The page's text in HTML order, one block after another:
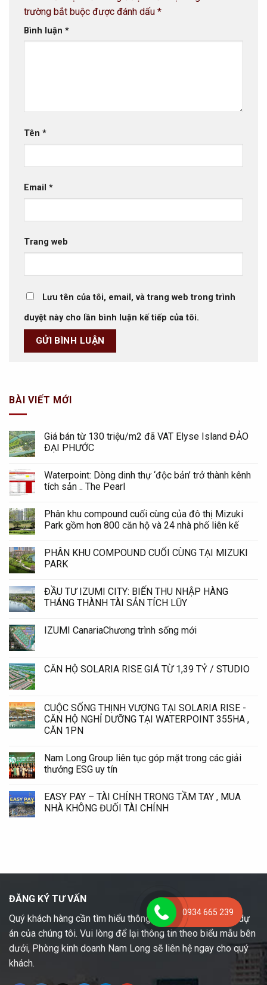
trường bắt buộc được đánh dấu *
Bình luận *
Tên *
Email *
Trang web
Lưu tên của tôi, email, và trang web trong trình
duyệt này cho lần bình luận kế tiếp của tôi.
BÀI VIẾT MỚI
Giá bán từ 130 triệu/m2 đã VAT Elyse Island ĐẢO
ĐẠI PHƯỚC
Waterpoint: Dòng dinh thự ‘độc bản’ trở thành kênh
tích sản .. The Pearl
Phân khu compound cuối cùng của đô thị Mizuki
Park gồm hơn 800 căn hộ và 24 nhà phố liên kế
PHÂN KHU COMPOUND CUỐI CÙNG TẠI MIZUKI
PARK
ĐẦU TƯ IZUMI CITY: BIẾN THU NHẬP HÀNG
THÁNG THÀNH TÀI SẢN TÍCH LŨY
IZUMI CanariaChương trình sống mới
CĂN HỘ SOLARIA RISE GIÁ TỪ 1,39 TỶ / STUDIO
CUỘC SỐNG THỊNH VƯỢNG TẠI SOLARIA RISE -
CĂN HỘ NGHỈ DƯỠNG TẠI WATERPOINT 355HA ,
CĂN 1PN
Nam Long Group liên tục góp mặt trong các giải
thưởng ESG uy tín
EASY PAY – TÀI CHÍNH TRONG TẦM TAY , MUA
NHÀ KHÔNG ĐUỐI TÀI CHÍNH
ĐĂNG KÝ TƯ VẤN
Quý khách hàng cần tìm hiểu thông tin chi tiết tất cả các dự
án của chúng tôi. Vui lòng để lại thông tin theo biểu mẫu bên
dưới, Phòng kinh doanh Nam Long sẽ liên hệ ngay cho quý
khách.
0934 665 239